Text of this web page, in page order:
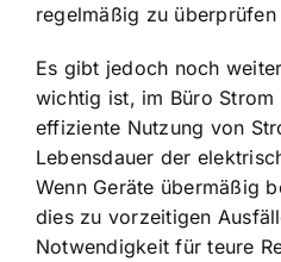
regelmäßig zu überprüfen
Es gibt jedoch noch
wichtig ist, im Büro Strom
effiziente Nutzung von
Lebensdauer der
Wenn Geräte übermäßig
dies zu vorzeitigen
Notwendigkeit für teure